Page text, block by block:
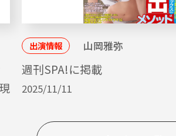
出演情報 山岡雅弥
週刊SPA!に掲載
2025/11/11